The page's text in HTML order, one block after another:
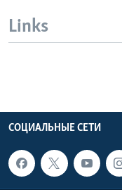
Links
СОЦИАЛЬНЫЕ СЕТИ